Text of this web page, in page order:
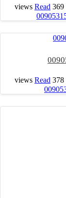
369 views
Read
378 views
Read